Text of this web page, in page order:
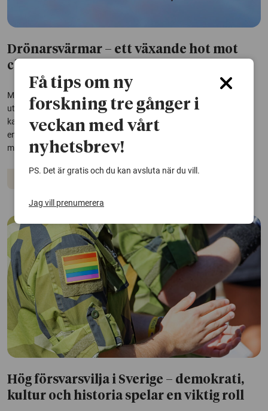
Drönarsvärmar – ett växande hot mot
civila
Mängder av drönare som opererar självständigt väntas bli en stor
utmaning för framtidens skydd av befolkningen. Den nya tekniken
kan möjliggöra attacker med ännu högre precision mot civila mål,
enligt en ny rapport från FOI. – Det är inte svårt att se en framtid
med massanfall av...
Hög försvarsvilja i Sverige – demokrati,
kultur och historia spelar en viktig roll
Få tips om ny
forskning tre gånger i
veckan med vårt
nyhetsbrev!
PS. Det är gratis och du kan avsluta när du vill.
Jag vill prenumerera